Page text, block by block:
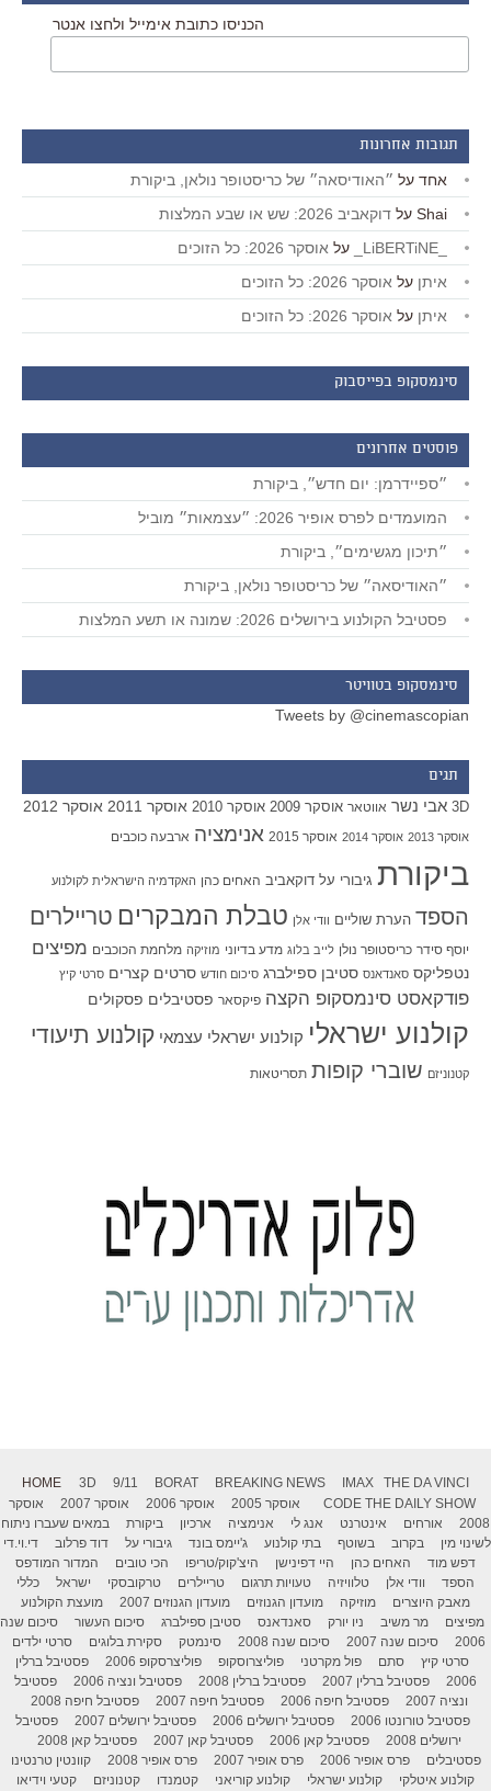
הכניסו כתובת אימייל ולחצו אנטר
תגובות אחרונות
אחד על ״האודיסאה״ של כריסטופר נולאן, ביקורת
Shai על דוקאביב 2026: שש או שבע המלצות
על אוסקר 2026: כל הזוכים
איתן על אוסקר 2026: כל הזוכים
איתן על אוסקר 2026: כל הזוכים
סינמסקופ בפייסבוק
פוסטים אחרונים
״ספיידרמן: יום חדש״, ביקורת
המועמדים לפרס אופיר 2026: ״עצמאות״ מוביל
״תיכון מגשימים״, ביקורת
״האודיסאה״ של כריסטופר נולאן, ביקורת
פסטיבל הקולנוע בירושלים 2026: שמונה או תשע המלצות
סינמסקופ בטוויטר
Tweets by @cinemascopian
תגים
3D אבי נשר אווטאר אוסקר 2009 אוסקר 2010 אוסקר 2011 אוסקר 2012
אוסקר 2013 אוסקר 2014 אוסקר 2015 אנימציה ארבעה כוכבים
ביקורת גיבורי על דוקאביב האחים כהן האקדמיה הישראלית לקולנוע
הספד הערת שוליים וודי אלן טבלת המבקרים טריילרים
יוסף סידר כריסטופר נולן לייב בלוג מדע בדיוני מוזיקה מלחמת הכוכבים מפיצים
נטפליקס סאנדאנס סטיבן ספילברג סיכום חודש סרטים קצרים סרטי קיץ
פודקאסט סינמסקופ הקצה פיקסאר פסטיבלים פסקולים
קולנוע ישראלי קולנוע ישראלי עצמאי קולנוע תיעודי
קטנוניזם שוברי קופות תסריטאות
HOME 3D 9/11 BORAT BREAKING NEWS IMAX
THE DA VINCI
CODE THE DAILY SHOW אוסקר 2005 אוסקר 2006 אוסקר 2007
אוסקר
2008
אורחים אינטרנט אנג לי אנימציה ארכיון ביקורת
במאים שעברו ניתוח
לשינוי מין
בקרוב בשוטף בתי קולנוע ג'יימס בונד גיבורי על דוד פרלוב
די.וי.די
דפש מוד
האחים כהן היי דפינישן היצ'קוק/טריפו הכי טובים
המדור המודפס
הספד
וודי אלן טלוויזיה טעויות תרגום טריילרים טרקובסקי ישראל
כללי
מאבק היוצרים
מוזיקה מועדון הגנוזים מועדון הגנוזים 2007
מועצת הקולנוע
מפיצים
מר משיב ניו יורק סאנדאנס סטיבן ספילברג סיכום העשור
סיכום שנה
2006
סיכום שנה 2007 סיכום שנה 2008 סינמטק סקירת בלוגים
סרטי ילדים
סרטי קיץ
סתם פול מקרטני פוליצרוסקופ פוליצרסקופ 2006
פסטיבל ברלין
2006
פסטיבל ברלין 2007 פסטיבל ברלין 2008 פסטיבל ונציה 2006
פסטיבל
ונציה 2007
פסטיבל חיפה 2006 פסטיבל חיפה 2007
פסטיבל חיפה 2008
פסטיבל טורונטו 2006
פסטיבל ירושלים 2006 פסטיבל ירושלים 2007
פסטיבל
ירושלים 2008
פסטיבל קאן 2006 פסטיבל קאן 2007
פסטיבל קאן 2008
פסטיבלים
פרס אופיר 2006 פרס אופיר 2007 פרס אופיר 2008
קוונטין טרנטינו
קולנוע איטלקי
קולנוע ישראלי קולנוע קוריאני קטמנדו קטנוניזם קטעי וידיאו